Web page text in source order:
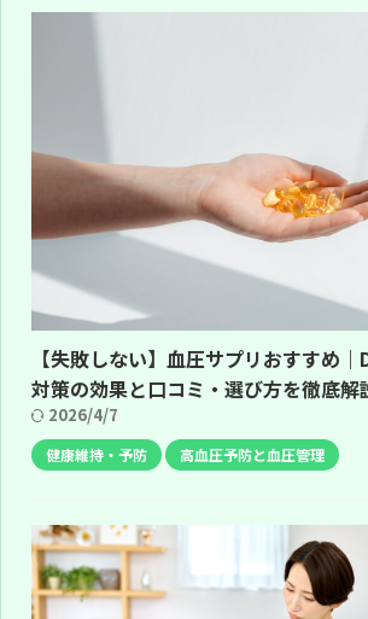
【失敗しない】血圧サプリおすすめ
対策の効果と口コミ・選び方を徹底解
2026/4/7
健康維持・予防 高血圧予防と血圧管理